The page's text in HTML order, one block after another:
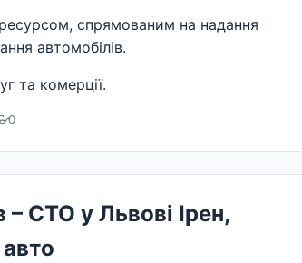
спрямованим на надання
автомобілів.
та комерції.
0
СТО у Львові Ірен,